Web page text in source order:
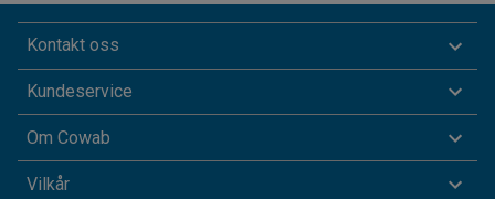
Kontakt oss
Kundeservice
Om Cowab
Vilkår